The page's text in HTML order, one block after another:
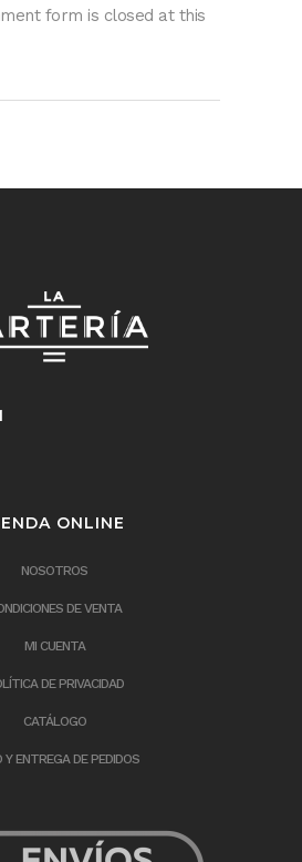
form is closed at this
ONLINE
NOSOTROS
DE VENTA
MI CUENTA
DE PRIVACIDAD
CATÁLOGO
Y ENTREGA DE PEDIDOS